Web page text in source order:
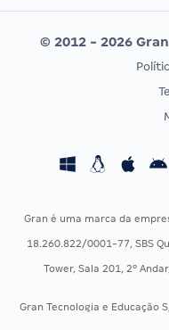
Editais publicados
CONCURSOS POR
Concursos Fiscais
Residência Multiprofissional
© 2012 - 2026
Gran é uma marca da
18.260.822/0001-77, SBS
Tower, Sala 201, 2º
Gran Tecnologia e Educação